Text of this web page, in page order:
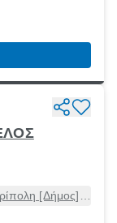
[Δήμος],